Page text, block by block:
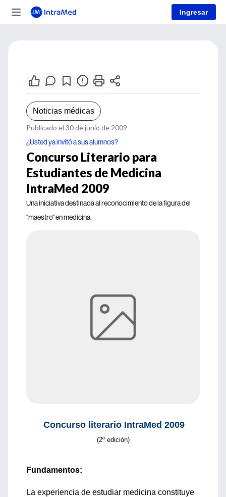
Ingresar
Noticias médicas
Publicado el 30 de junio de 2009
¿Usted ya invitó a sus alumnos?
Concurso Literario para
Estudiantes de Medicina
IntraMed 2009
Una iniciativa destinada al reconocimiento de la figura del
"maestro" en medicina.
Concurso literario IntraMed 2009
(2º edición)
Fundamentos:
La experiencia de estudiar medicina constituye